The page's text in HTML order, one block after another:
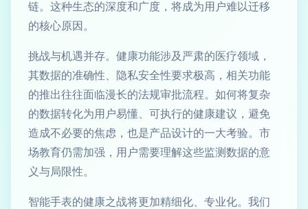
链。这种生态的深度和广度，将成为用户难以迁移
的核心原因。
挑战与机遇并存。健康功能涉及严肃的医疗领域，
其数据的准确性、隐私安全性要求极高，相关功能
的推出往往面临漫长的法规审批流程。如何将复杂
的数据转化为用户易懂、可执行的健康建议，避免
造成不必要的焦虑，也是产品设计的一大考验。市
场教育仍需加强，用户需要理解这些监测数据的意
义与局限性。
智能手表的健康之战将更加精细化、专业化。我们